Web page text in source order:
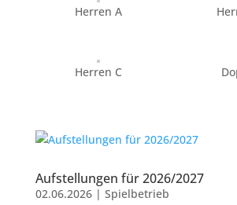
Herren A
Herren C
Aufstellungen für 2026/2027
02.06.2026| Spielbetrieb